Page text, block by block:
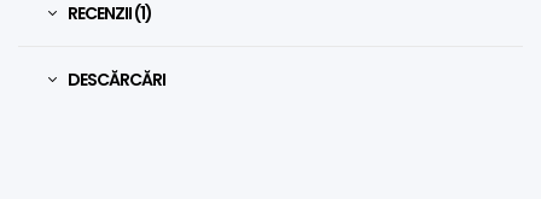
RECENZII (1)
DESCĂRCĂRI